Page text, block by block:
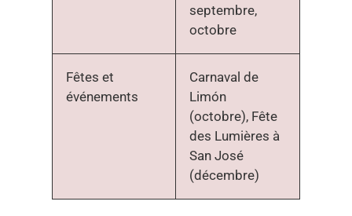
septembre,
octobre
Fêtes et
événements
Carnaval de
Limón
(octobre), Fête
des Lumières à
San José
(décembre)